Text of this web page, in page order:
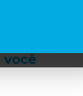
você